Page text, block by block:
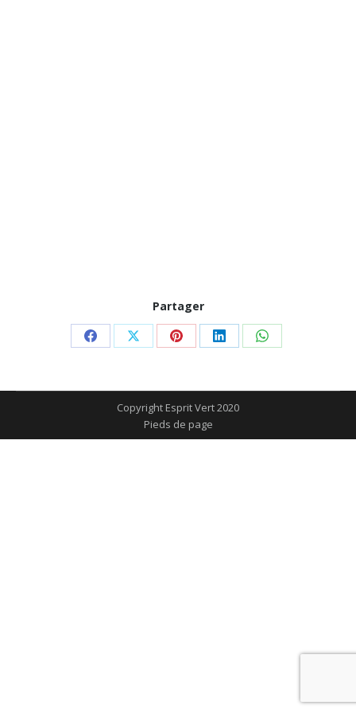
Partager
Partager
Facebook
Partager
X
Partager
Pinterest
Partager
LinkedIn
Partager
WhatsApp
Copyright Esprit Vert 2020
Pieds de page